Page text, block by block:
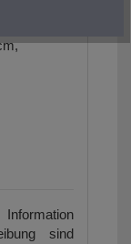
sind